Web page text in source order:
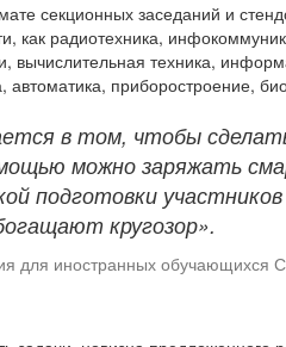
секционных заседаний и
как радиотехника,
вычислительная техника,
автоматика, приборостроение,
в том, чтобы
можно заряжать
подготовки
кругозор».
для иностранных